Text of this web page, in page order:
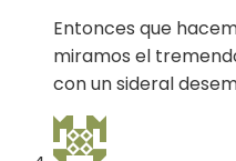
Entonces que
miramos el
con un sideral